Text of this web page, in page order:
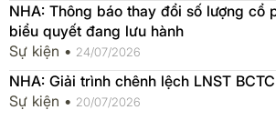
NHA: Thông báo thay đổi số lượng cổ
biểu quyết đang lưu hành
Sự kiện • 24/07/2026
NHA: Giải trình chênh lệch LNST
Sự kiện • 20/07/2026